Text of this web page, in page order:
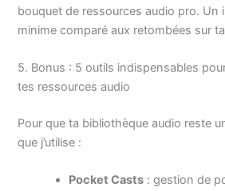
bouquet de ressources audio pro. Un
minime comparé aux retombées sur
5. Bonus : 5 outils indispensables
tes ressources audio
Pour que ta bibliothèque audio reste
que j’utilise :
Pocket Casts : gestion de